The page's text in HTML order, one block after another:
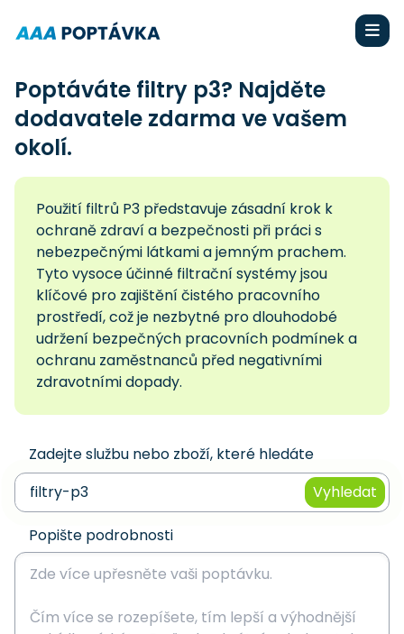
Poptáváte filtry p3? Najděte
dodavatele zdarma ve vašem
okolí.
Použití filtrů P3 představuje zásadní krok k
ochraně zdraví a bezpečnosti při práci s
nebezpečnými látkami a jemným prachem.
Tyto vysoce účinné filtrační systémy jsou
klíčové pro zajištění čistého pracovního
prostředí, což je nezbytné pro dlouhodobé
udržení bezpečných pracovních podmínek a
ochranu zaměstnanců před negativními
zdravotními dopady.
Zadejte službu nebo zboží, které hledáte
Vyhledat
Popište podrobnosti